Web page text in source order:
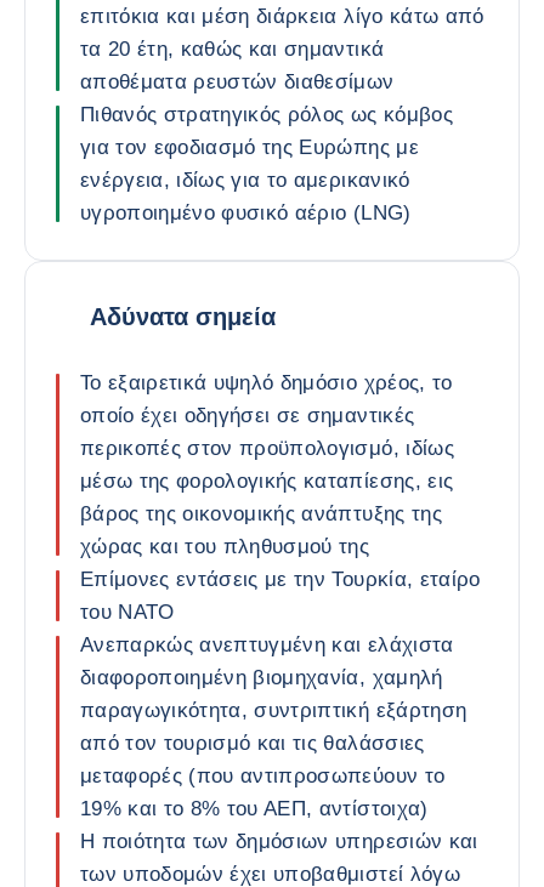
επιτόκια και μέση διάρκεια λίγο κάτω από
τα 20 έτη, καθώς και σημαντικά
αποθέματα ρευστών διαθεσίμων
Πιθανός στρατηγικός ρόλος ως κόμβος
για τον εφοδιασμό της Ευρώπης με
ενέργεια, ιδίως για το αμερικανικό
υγροποιημένο φυσικό αέριο (LNG)
Αδύνατα σημεία
Το εξαιρετικά υψηλό δημόσιο χρέος, το
οποίο έχει οδηγήσει σε σημαντικές
περικοπές στον προϋπολογισμό, ιδίως
μέσω της φορολογικής καταπίεσης, εις
βάρος της οικονομικής ανάπτυξης της
χώρας και του πληθυσμού της
Επίμονες εντάσεις με την Τουρκία, εταίρο
του ΝΑΤΟ
Ανεπαρκώς ανεπτυγμένη και ελάχιστα
διαφοροποιημένη βιομηχανία, χαμηλή
παραγωγικότητα, συντριπτική εξάρτηση
από τον τουρισμό και τις θαλάσσιες
μεταφορές (που αντιπροσωπεύουν το
19% και το 8% του ΑΕΠ, αντίστοιχα)
Η ποιότητα των δημόσιων υπηρεσιών και
των υποδομών έχει υποβαθμιστεί λόγω